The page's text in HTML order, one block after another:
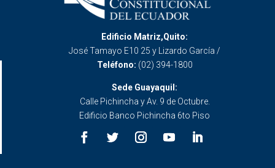
Edificio Matriz,Quito:
José Tamayo E10 25 y Lizardo García /
Teléfono: (02) 394-1800
Sede Guayaquil:
Calle Pichincha y Av. 9 de Octubre.
Edificio Banco Pichincha 6to Piso